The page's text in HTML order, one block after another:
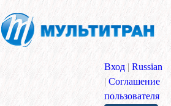
Вход | Russian
| Соглашение
пользователя